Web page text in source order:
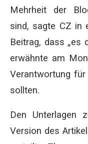
Mehrheit der
sind, sagte CZ in
Beitrag, dass „es
erwähnte am
Verantwortung für
sollten.
Den Unterlagen
Version des